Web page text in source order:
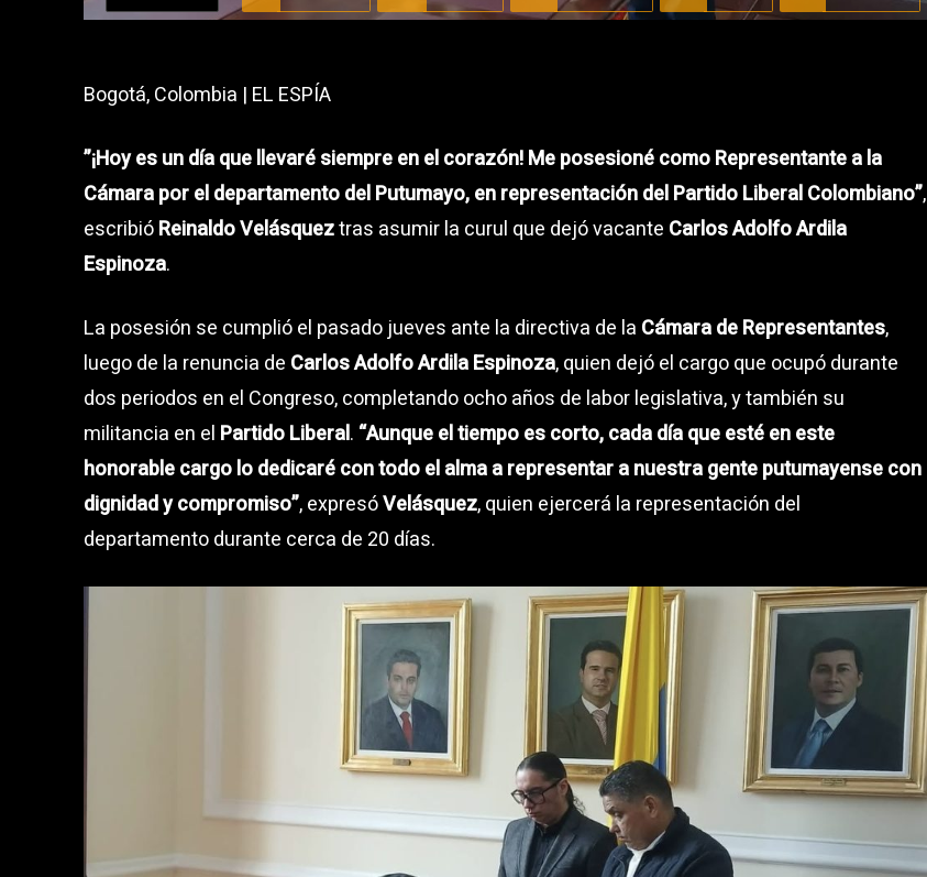
Bogotá, Colombia | EL ESPÍA
”¡Hoy es un día que llevaré siempre en el corazón! Me posesioné como Representante a la
Cámara por el departamento del Putumayo, en representación del Partido Liberal Colombiano”,
escribióReinaldo Velásqueztras asumir la curul que dejó vacante Carlos Adolfo Ardila
Espinoza.
La posesión se cumplió el pasado jueves ante la directiva de la Cámara de Representantes,
luego de la renuncia de Carlos Adolfo Ardila Espinoza, quien dejó el cargo que ocupó durante
dos periodos en el Congreso, completando ocho años de labor legislativa, y también su
militancia en el Partido Liberal. “Aunque el tiempo es corto, cada día que esté en este
honorable cargo lo dedicaré con todo el alma a representar a nuestra gente putumayense con
dignidad y compromiso”, expresóVelásquez, quien ejercerá la representación del
departamento durante cerca de 20 días.